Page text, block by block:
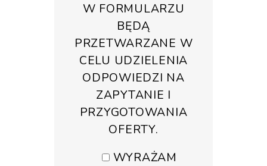
W FORMULARZU
BĘDĄ
PRZETWARZANE W
CELU UDZIELENIA
ODPOWIEDZI NA
ZAPYTANIE I
PRZYGOTOWANIA
OFERTY.
WYRAŻAM